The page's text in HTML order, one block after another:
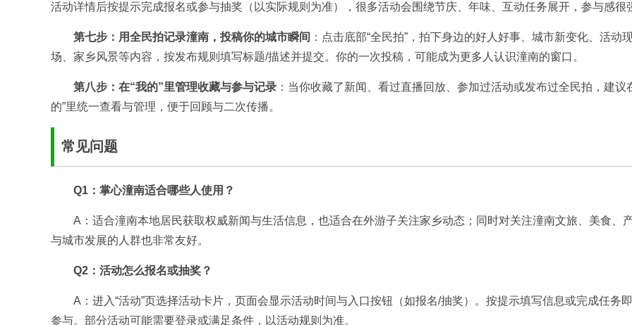
活动详情后按提示完成报名或参与抽奖（以实际规则为准），很多活动会围绕节庆、年味、互动任务展开，参与感很
第七步：用全民拍记录潼南，投稿你的城市瞬间 ：点击底部“全民拍”，拍下身边的好人好事、城市新变化、活动
场、家乡风景等内容，按发布规则填写标题/描述并提交。你的一次投稿，可能成为更多人认识潼南的窗口。
第八步：在“我的”里管理收藏与参与记录 ：当你收藏了新闻、看过直播回放、参加过活动或发布过全民拍，建议
的”里统一查看与管理，便于回顾与二次传播。
常见问题
Q1：掌心潼南适合哪些人使用？
A：适合潼南本地居民获取权威新闻与生活信息，也适合在外游子关注家乡动态；同时对关注潼南文旅、美食、
与城市发展的人群也非常友好。
Q2：活动怎么报名或抽奖？
A：进入“活动”页选择活动卡片，页面会显示活动时间与入口按钮（如报名/抽奖）。按提示填写信息或完成任务
参与。部分活动可能需要登录或满足条件，以活动规则为准。